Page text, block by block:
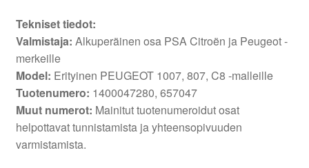
Tekniset tiedot:
Valmistaja: Alkuperäinen osa PSA Citroën ja Peugeot -
merkeille
Model: Erityinen PEUGEOT 1007, 807, C8 -malleille
Tuotenumero: 1400047280, 657047
Muut numerot: Mainitut tuotenumeroidut osat
helpottavat tunnistamista ja yhteensopivuuden
varmistamista.